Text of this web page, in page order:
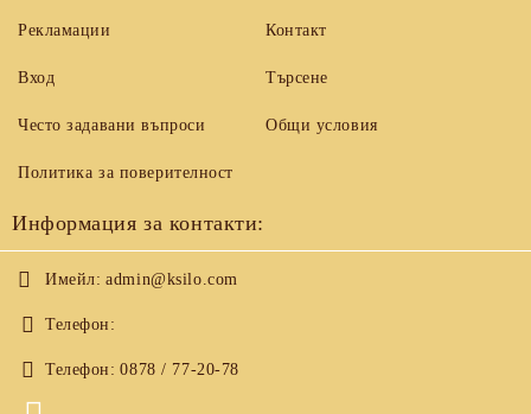
Рекламации
Вход
Често задавани въпроси
Контакт
Търсене
Общи условия
Политика за поверителност
Информация за контакти:
Имейл: admin@ksilo.com
Телефон:
Телефон: 0878 / 77-20-78